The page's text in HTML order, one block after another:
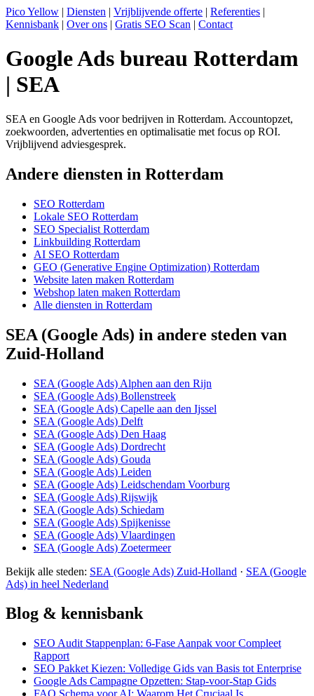
Pico Yellow | Diensten | Vrijblijvende offerte | Referenties |
Kennisbank | Over ons | Gratis SEO Scan | Contact
Google Ads bureau Rotterdam
| SEA
SEA en Google Ads voor bedrijven in Rotterdam. Accountopzet,
zoekwoorden, advertenties en optimalisatie met focus op ROI.
Vrijblijvend adviesgesprek.
Andere diensten in Rotterdam
SEO Rotterdam
Lokale SEO Rotterdam
SEO Specialist Rotterdam
Linkbuilding Rotterdam
AI SEO Rotterdam
GEO (Generative Engine Optimization) Rotterdam
Website laten maken Rotterdam
Webshop laten maken Rotterdam
Alle diensten in Rotterdam
SEA (Google Ads) in andere steden van
Zuid-Holland
SEA (Google Ads) Alphen aan den Rijn
SEA (Google Ads) Bollenstreek
SEA (Google Ads) Capelle aan den Ijssel
SEA (Google Ads) Delft
SEA (Google Ads) Den Haag
SEA (Google Ads) Dordrecht
SEA (Google Ads) Gouda
SEA (Google Ads) Leiden
SEA (Google Ads) Leidschendam Voorburg
SEA (Google Ads) Rijswijk
SEA (Google Ads) Schiedam
SEA (Google Ads) Spijkenisse
SEA (Google Ads) Vlaardingen
SEA (Google Ads) Zoetermeer
Bekijk alle steden: SEA (Google Ads) Zuid-Holland · SEA (Google
Ads) in heel Nederland
Blog & kennisbank
SEO Audit Stappenplan: 6-Fase Aanpak voor Compleet
Rapport
SEO Pakket Kiezen: Volledige Gids van Basis tot Enterprise
Google Ads Campagne Opzetten: Stap-voor-Stap Gids